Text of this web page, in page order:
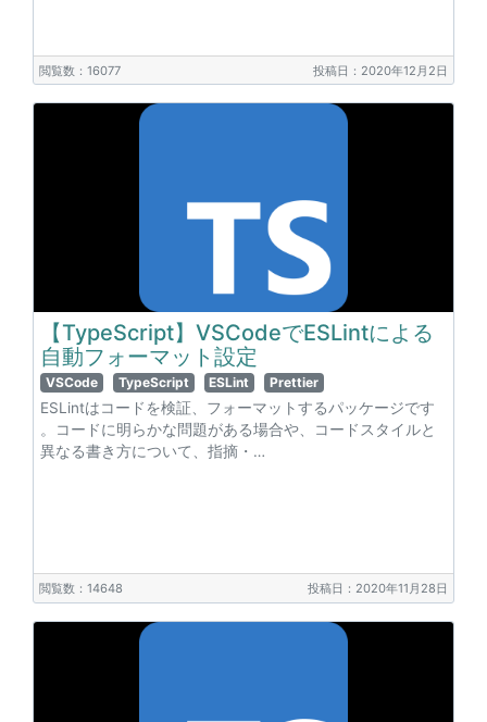
閲覧数：16077 投稿日：2020年12月2日
【TypeScript】VSCodeでESLintによる
自動フォーマット設定
VSCode TypeScript ESLint Prettier
ESLintはコードを検証、フォーマットするパッケージです
。コードに明らかな問題がある場合や、コードスタイルと
異なる書き方について、指摘・…
閲覧数：14648 投稿日：2020年11月28日